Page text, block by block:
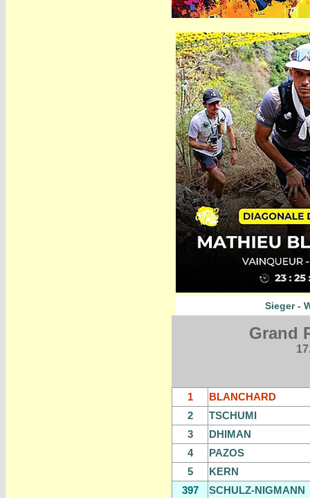
Sieger -
Grand
1
BLANCHARD
2
TSCHUMI
3
DHIMAN
4
PAZOS
5
KERN
397
SCHULZ-NIGMANN